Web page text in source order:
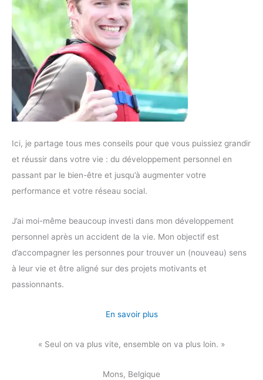
Ici, je partage tous mes conseils pour que vous puissiez grandir
et réussir dans votre vie : du développement personnel en
passant par le bien-être et jusqu’à augmenter votre
performance et votre réseau social.
J’ai moi-même beaucoup investi dans mon développement
personnel après un accident de la vie. Mon objectif est
d’accompagner les personnes pour trouver un (nouveau) sens
à leur vie et être aligné sur des projets motivants et
passionnants.
En savoir plus
« Seul on va plus vite, ensemble on va plus loin. »
Mons, Belgique